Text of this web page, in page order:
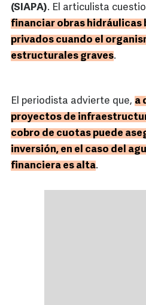
(SIAPA). El articulista
financiar obras hidráulicas
privados cuando el
estructurales graves.
El periodista advierte que, a
proyectos de
cobro de cuotas puede
inversión, en el caso del
financiera es alta.